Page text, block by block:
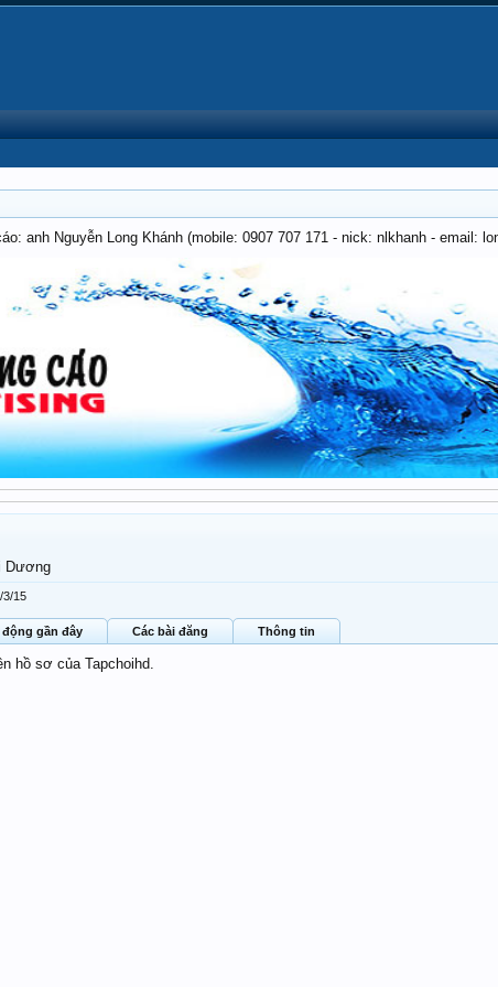
anh Nguyễn Long Khánh (mobile: 0907 707 171 - nick: nlkhanh - email:
Dương
3/15
động gần đây Các bài đăng Thông tin
hồ sơ của Tapchoihd.